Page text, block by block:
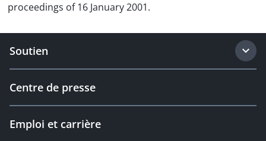
proceedings of 16 January 2001.
Soutien
Centre de presse
Emploi et carrière